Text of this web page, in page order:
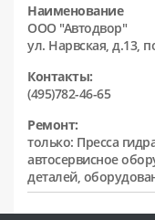
Наименование
ООО "Автодвор"
ул. Нарвская, д.13,
Контакты:
(495)782-46-65
Ремонт:
только: Пресса
автосервисное
деталей,